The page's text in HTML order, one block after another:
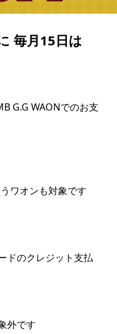
毎月15日は
G.G WAONでのお支
ワオンも対象です
ドのクレジット支払
外です